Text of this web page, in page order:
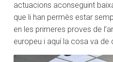
actuacions aconseguint
que li han permès estar
en les primeres proves de
europeu i aquí la cosa va de